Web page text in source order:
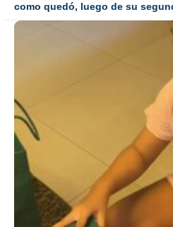
como quedó, luego de su